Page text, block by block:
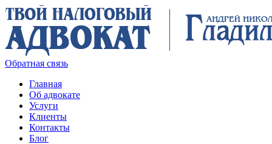
Обратная связь
Главная
Об адвокате
Услуги
Клиенты
Контакты
Блог